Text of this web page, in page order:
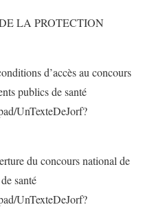
LA PROTECTION
d’accès au concours
publics de santé
UnTexteDeJorf?
du concours national de
santé
UnTexteDeJorf?